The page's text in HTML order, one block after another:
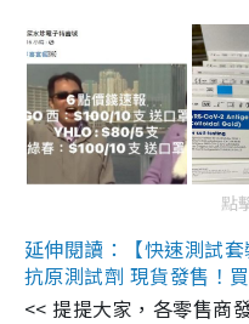
點
延伸閱讀：【快速測試
抗原測試劑 現貨發售！
<< 提提大家，各零售商